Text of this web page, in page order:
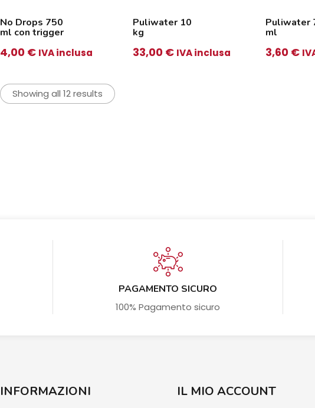
No Drops 750
ml con trigger
4,00 € IVA inclusa
Puliwater 10
kg
33,00 € IVA inclusa
Puliwater
ml
3,60 €
Showing all 12 results
PAGAMENTO SICURO
100% Pagamento sicuro
INFORMAZIONI IL MIO ACCOUNT